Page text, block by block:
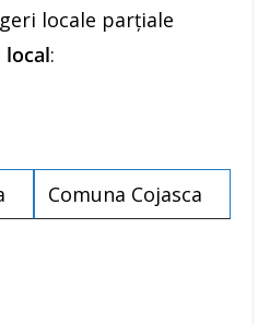
locale parţiale
local:
Comuna Cojasca